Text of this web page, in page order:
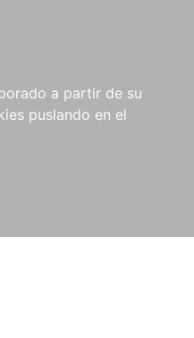
a partir de su
puslando en el